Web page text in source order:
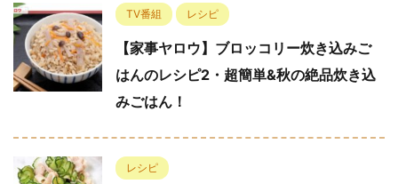
TV番組 レシピ
【家事ヤロウ】ブロッコリー炊き込みご
はんのレシピ2・超簡単&秋の絶品炊き込
みごはん！
レシピ